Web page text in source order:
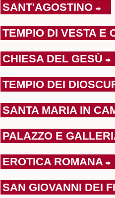
SANT'AGOSTINO
TEMPIO DI VESTA E
CHIESA DEL GESÙ
TEMPIO DEI
SANTA MARIA IN
PALAZZO E
EROTICA ROMANA
SAN GIOVANNI DEI